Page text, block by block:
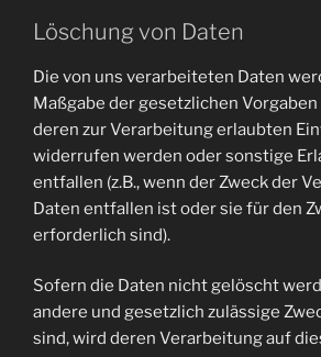
Löschung von Daten
Die von uns verarbeiteten Daten
Maßgabe der gesetzlichen
deren zur Verarbeitung erlaubten
widerrufen werden oder sonstige
entfallen (z.B., wenn der Zweck der
Daten entfallen ist oder sie für den
erforderlich sind).
Sofern die Daten nicht gelöscht
andere und gesetzlich zulässige
sind, wird deren Verarbeitung auf